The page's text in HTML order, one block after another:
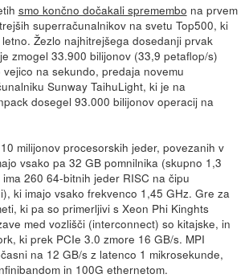
smo končno dočakali spremembo na prvem
superračunalnikov na svetu Top500, ki
Žezlo najhitrejšega dosedanji prvak
zmogel 33.900 bilijonov (33,9 petaflop/s)
na sekundo, predaja novemu
Sunway TaihuLight, ki je na
dosegel 93.000 bilijonov operacij na
milijonov procesorskih jeder, povezanih v
vsako pa 32 GB pomnilnika (skupno 1,3
260 64-bitnih jeder RISC na čipu
ki imajo vsako frekvenco 1,45 GHz. Gre za
ki pa so primerljivi s Xeon Phi Kinghts
med vozlišči (interconnect) so kitajske, in
ki prek PCIe 3.0 zmore 16 GB/s. MPI
na 12 GB/s z latenco 1 mikrosekunde,
in 100G ethernetom.